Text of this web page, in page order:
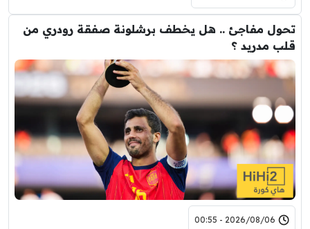
تحول مفاجئ .. هل يخطف برشلونة صفقة رودري من
قلب مدريد ؟
2026/08/06 - 00:55